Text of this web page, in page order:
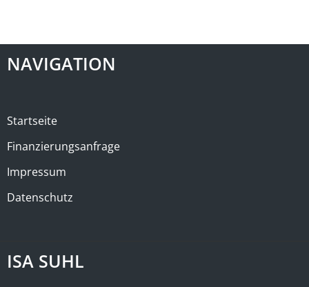
NAVIGATION
Startseite
Finanzierungsanfrage
Impressum
Datenschutz
ISA SUHL